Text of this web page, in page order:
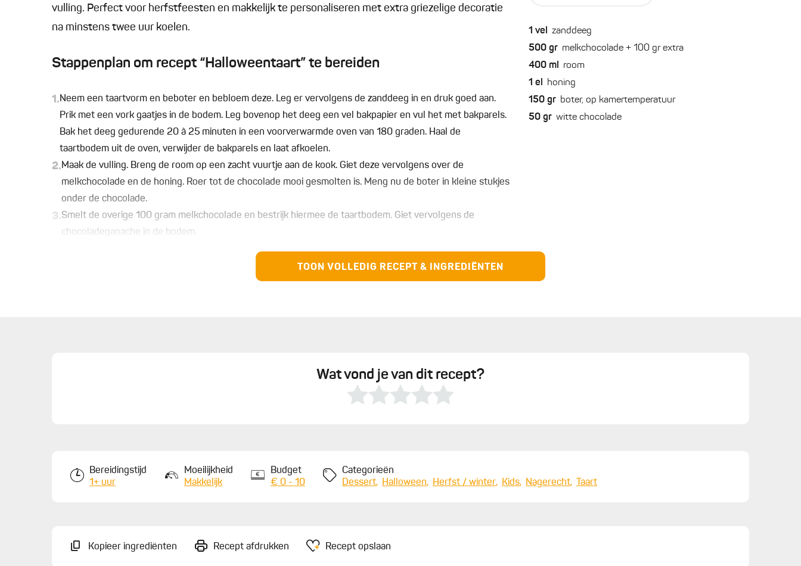
1 vel zanddeeg
500 gr melkchocolade + 100 gr extra
400 ml room
1 el honing
150 gr boter, op kamertemperatuur
50 gr witte chocolade
vulling. Perfect voor herfstfeesten en makkelijk te personaliseren met extra griezelige decoratie
na minstens twee uur koelen.
Stappenplan om recept “Halloweentaart” te bereiden
1.Neem een taartvorm en beboter en bebloem deze. Leg er vervolgens de zanddeeg in en druk goed aan.
Prik met een vork gaatjes in de bodem. Leg bovenop het deeg een vel bakpapier en vul het met bakparels.
Bak het deeg gedurende 20 à 25 minuten in een voorverwarmde oven van 180 graden. Haal de
taartbodem uit de oven, verwijder de bakparels en laat afkoelen.
2.Maak de vulling. Breng de room op een zacht vuurtje aan de kook. Giet deze vervolgens over de
melkchocolade en de honing. Roer tot de chocolade mooi gesmolten is. Meng nu de boter in kleine stukjes
onder de chocolade.
3. Smelt de overige 100 gram melkchocolade en bestrijk hiermee de taartbodem. Giet vervolgens de
chocoladeganache in de bodem.
Smelt nu de witte chocolade en doe deze in een spuitzak. Knip er een klein tipje af. Teken nu met de witte
chocolade een spiraal op de chocoladeganache. Trek met een mesje of een tandenstoker lijnen van het
midden van de taart naar buiten toe om een spinnenweb effect te krijgen. Laat de taart nog minstens
TOON VOLLEDIG RECEPT & INGREDIËNTEN
Wat vond je van dit recept?
Bereidingstijd
1+ uur
Moeilijkheid
Makkelijk
Budget
€ 0 - 10
Categorieën
Dessert
Halloween Herfst / winter Kids Nagerecht Taart
Kopieer ingrediënten Recept afdrukken Recept opslaan